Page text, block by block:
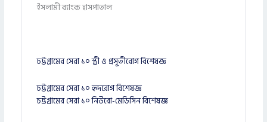
ইসলামী ব্যাংক হাসপাতাল
চট্টগ্রামের সেরা ১০ স্ত্রী ও প্রসূতীরোগ বিশেষজ্ঞ
চট্টগ্রামের সেরা ১০ হৃদরোগ বিশেষজ্ঞ
চট্টগ্রামের সেরা ১০ নিউরো-মেডিসিন বিশেষজ্ঞ